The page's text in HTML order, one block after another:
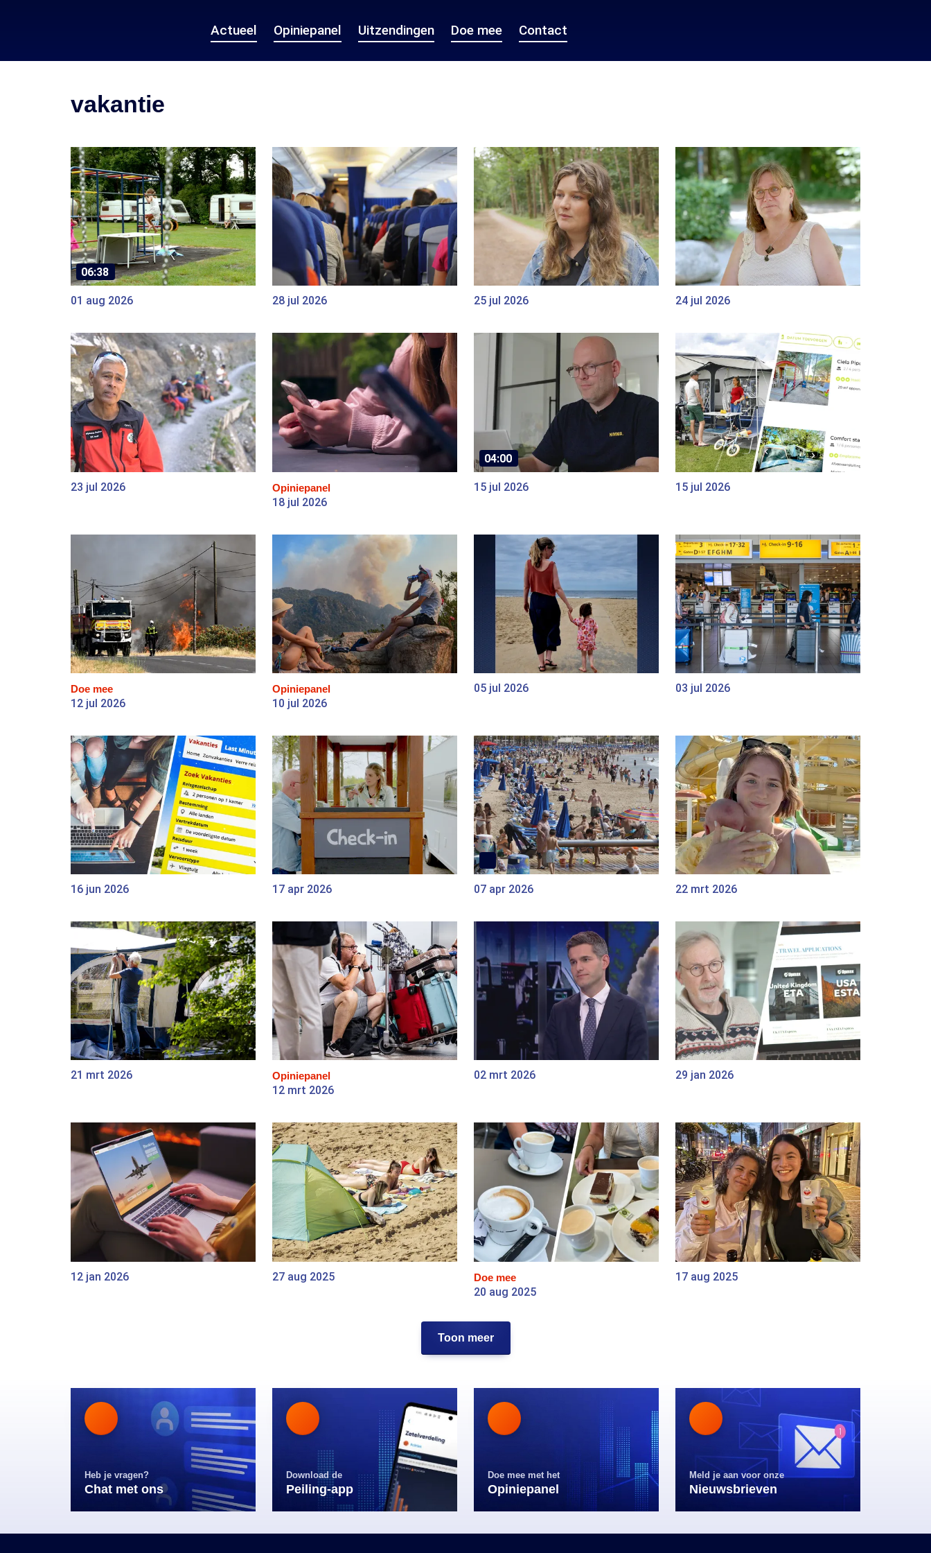
Actueel Opiniepanel Uitzendingen Doe mee Contact
vakantie
06:38
01 aug 2026 28 jul 2026 25 jul 2026 24 jul 2026
23 jul 2026 Opiniepanel
18 jul 2026
04:00
15 jul 2026 15 jul 2026
Doe mee
12 jul 2026
Opiniepanel
10 jul 2026
05 jul 2026 03 jul 2026
16 jun 2026 17 apr 2026 07 apr 2026 22 mrt 2026
21 mrt 2026 Opiniepanel
12 mrt 2026
02 mrt 2026 29 jan 2026
12 jan 2026 27 aug 2025 Doe mee
20 aug 2025
17 aug 2025
Toon meer
Heb je vragen?
Chat met ons
Download de
Peiling-app
Doe mee met het
Opiniepanel
Meld je aan voor onze
Nieuwsbrieven